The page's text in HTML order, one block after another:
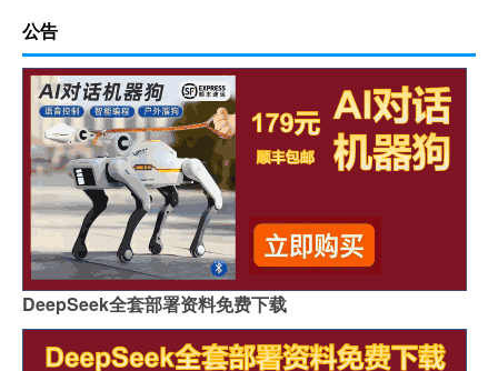
公告
DeepSeek全套部署资料免费下载